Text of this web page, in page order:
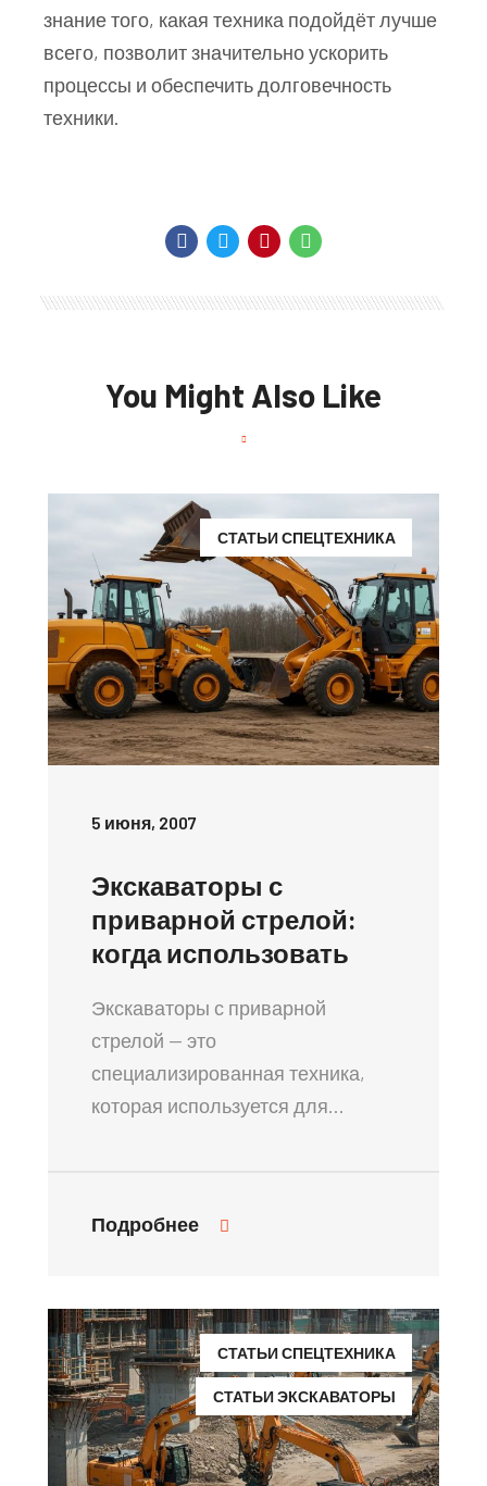
знание того, какая техника подойдёт лучше
всего, позволит значительно ускорить
процессы и обеспечить долговечность
техники.
You Might Also Like
СТАТЬИ СПЕЦТЕХНИКА
5 июня, 2007
Экскаваторы с
приварной стрелой:
когда использовать
Экскаваторы с приварной
стрелой — это
специализированная техника,
которая используется для…
Подробнее
СТАТЬИ СПЕЦТЕХНИКА
СТАТЬИ ЭКСКАВАТОРЫ